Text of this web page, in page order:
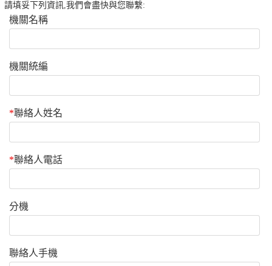
請填妥下列資訊,我們會盡快與您聯繫:
機關名稱
機關統編
*聯絡人姓名
*聯絡人電話
分機
聯絡人手機